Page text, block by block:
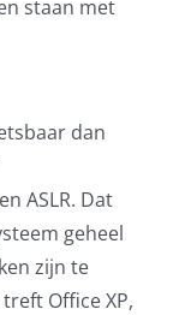
staan met
dan
ASLR. Dat
geheel
zijn te
Office XP,